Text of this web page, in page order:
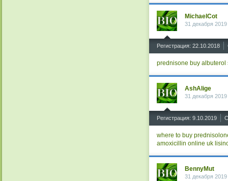
MichaelCot
31 декабря
Регистрация: 22.10.2018
prednisone buy albuterol
AshAlige
31 декабря
Регистрация: 9.10.2019
where to buy
amoxicillin online uk
BennyMut
31 декабря